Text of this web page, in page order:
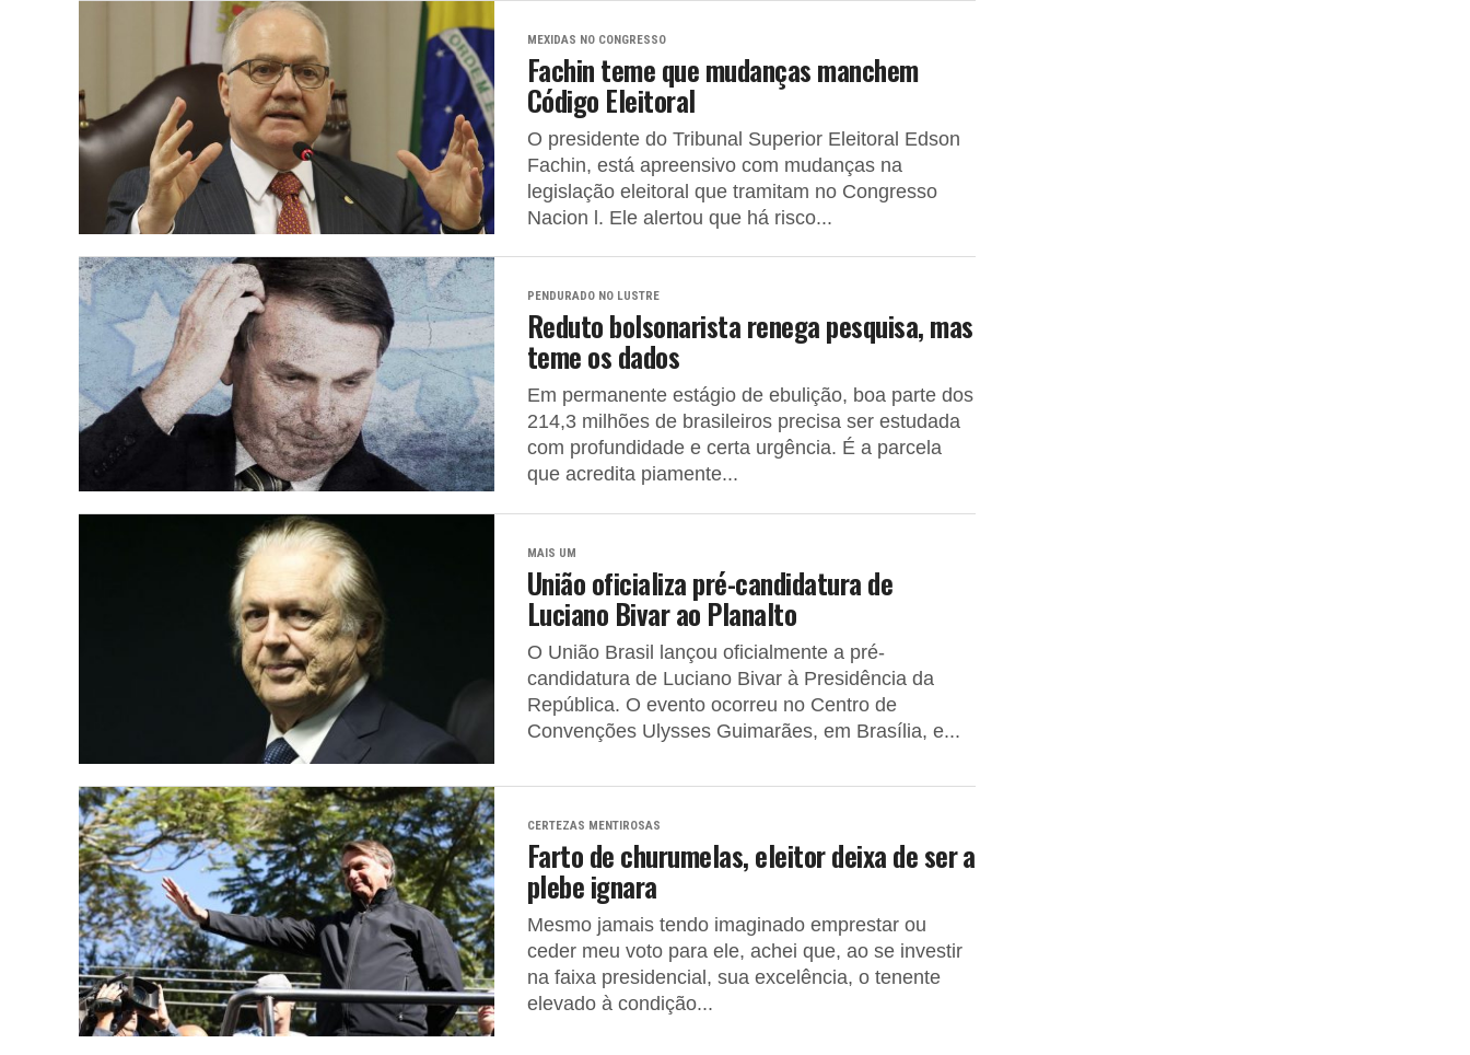
MEXIDAS NO CONGRESSO
Fachin teme que mudanças manchem
Código Eleitoral
O presidente do Tribunal Superior Eleitoral Edson
Fachin, está apreensivo com mudanças na
legislação eleitoral que tramitam no Congresso
Nacion l. Ele alertou que há risco...
PENDURADO NO LUSTRE
Reduto bolsonarista renega pesquisa, mas
teme os dados
Em permanente estágio de ebulição, boa parte dos
214,3 milhões de brasileiros precisa ser estudada
com profundidade e certa urgência. É a parcela
que acredita piamente...
MAIS UM
União oficializa pré-candidatura de
Luciano Bivar ao Planalto
O União Brasil lançou oficialmente a pré-
candidatura de Luciano Bivar à Presidência da
República. O evento ocorreu no Centro de
Convenções Ulysses Guimarães, em Brasília, e...
CERTEZAS MENTIROSAS
Farto de churumelas, eleitor deixa de ser a
plebe ignara
Mesmo jamais tendo imaginado emprestar ou
ceder meu voto para ele, achei que, ao se investir
na faixa presidencial, sua excelência, o tenente
elevado à condição...